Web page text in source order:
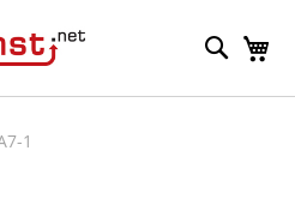
Suche
1